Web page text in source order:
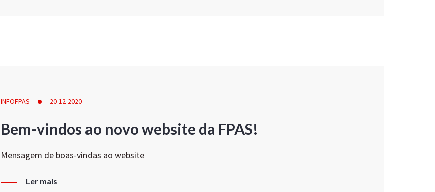
INFOFPAS 20-12-2020
Bem-vindos ao novo website da FPAS!
Mensagem de boas-vindas ao website
Ler mais